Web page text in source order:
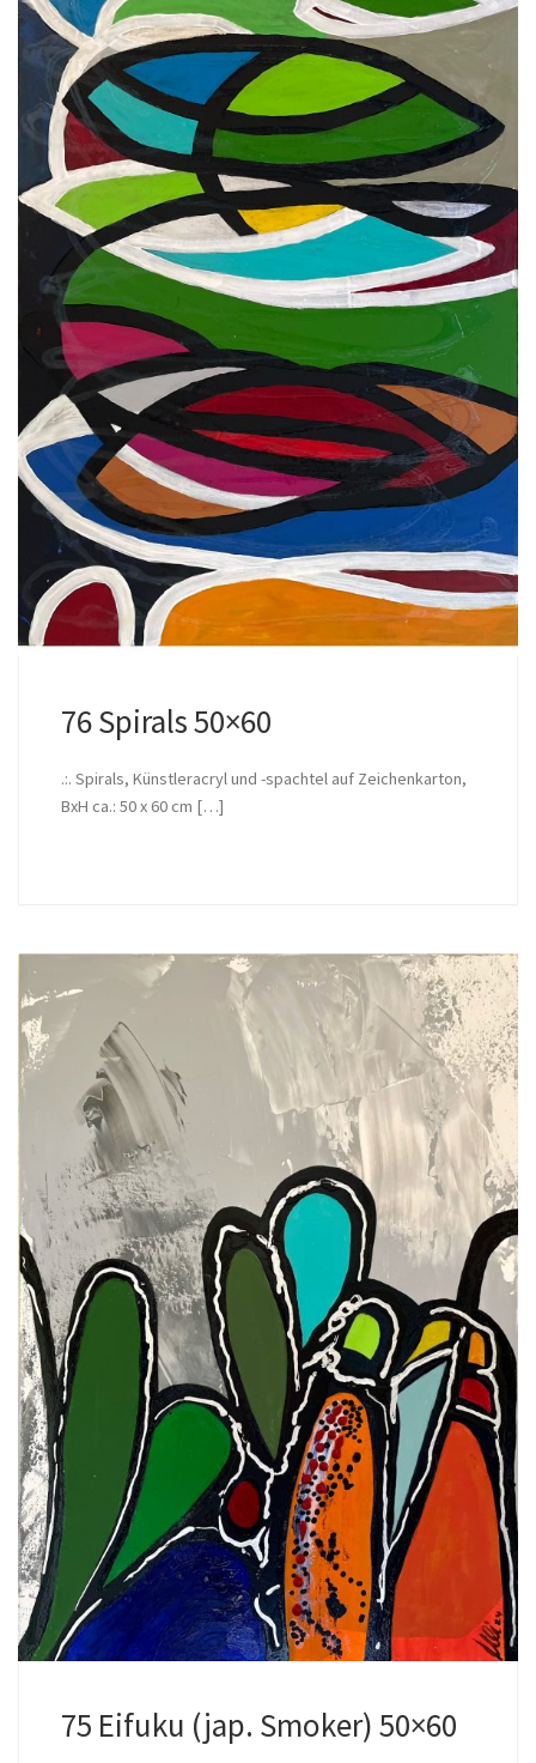
76 Spirals 50×60
.:. Spirals, Künstleracryl und -spachtel auf Zeichenkarton,
BxH ca.: 50 x 60 cm […]
75 Eifuku (jap. Smoker) 50×60